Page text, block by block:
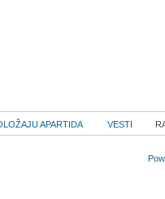
APARTIDA VESTI